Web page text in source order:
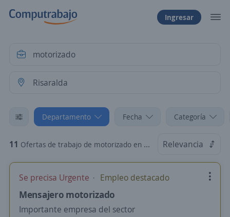
Ingresar
Departamento Fecha Categoría
11 Ofertas de trabajo de motorizado en Risaralda Relevancia
Se precisa Urgente Empleo destacado
Mensajero motorizado
Importante empresa del sector